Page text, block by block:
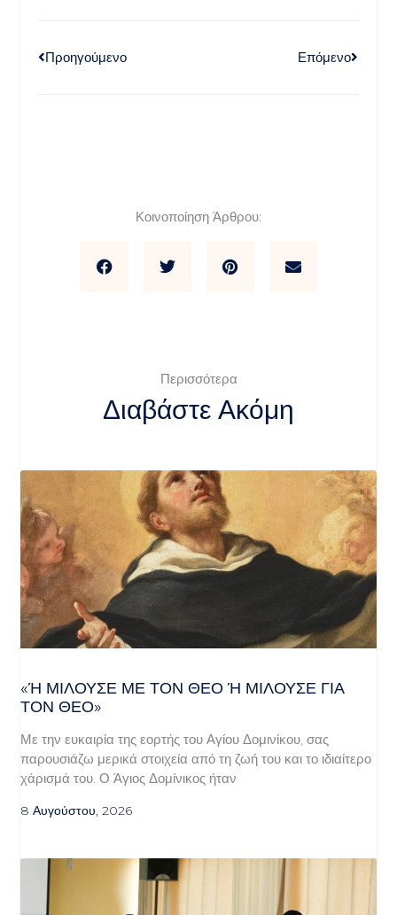
Προηγούμενο Επόμενο
Κοινοποίηση Άρθρου:
Περισσότερα
Διαβάστε Ακόμη
«Ή ΜΙΛΟΎΣΕ ΜΕ ΤΟΝ ΘΕΌ Ή ΜΙΛΟΎΣΕ ΓΙΑ ΤΟ
Ν ΘΕΌ»
Με την ευκαιρία της εορτής του Αγίου Δομινίκου, σας
παρουσιάζω μερικά στοιχεία από τη ζωή του και το ιδιαίτερο
χάρισμά του. Ο Άγιος Δομίνικος ήταν
8 Αυγούστου, 2026